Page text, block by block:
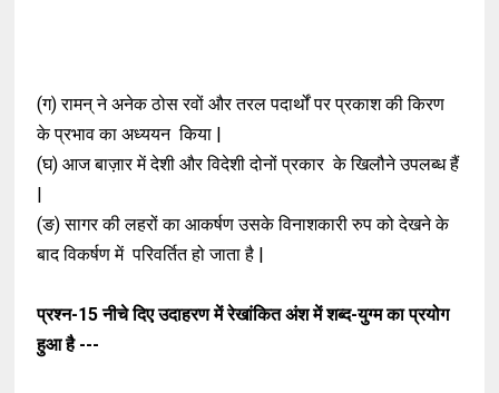
(ग) रामन् ने अनेक ठोस रवों और तरल पदार्थों परप्रकाश की किरण
के प्रभाव का अध्ययन किया |
(घ) आज बाज़ार में देशी और विदेशी दोनों प्रकार के खिलौने उपलब्ध हैं
(ङ) सागर की लहरों का आकर्षण उसकेविनाशकारी रुप को देखने के
बाद विकर्षण में परिवर्तित हो जाता है |
प्रश्न-15नीचे दिए उदाहरण में रेखांकित अंश में शब्द-युग्म का प्रयोग
हुआ है ---